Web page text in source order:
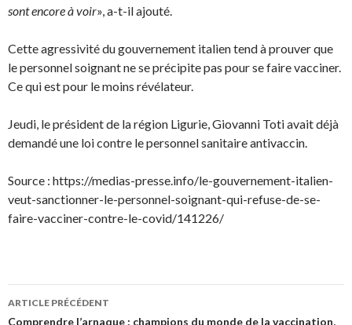
sont encore à voir», a-t-il ajouté.
Cette agressivité du gouvernement italien tend à prouver que
le personnel soignant ne se précipite pas pour se faire vacciner.
Ce qui est pour le moins révélateur.
Jeudi, le président de la région Ligurie, Giovanni Toti avait déjà
demandé une loi contre le personnel sanitaire antivaccin.
Source : https://medias-presse.info/le-gouvernement-italien-
veut-sanctionner-le-personnel-soignant-qui-refuse-de-se-
faire-vacciner-contre-le-covid/141226/
Navigation
ARTICLE PRÉCÉDENT
Comprendre l’arnaque : champions du monde de la vaccination,